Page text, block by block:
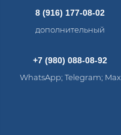
8 (916) 177-08-02
дополнительный
+7 (980) 088-08-92
WhatsApp; Telegram; Max